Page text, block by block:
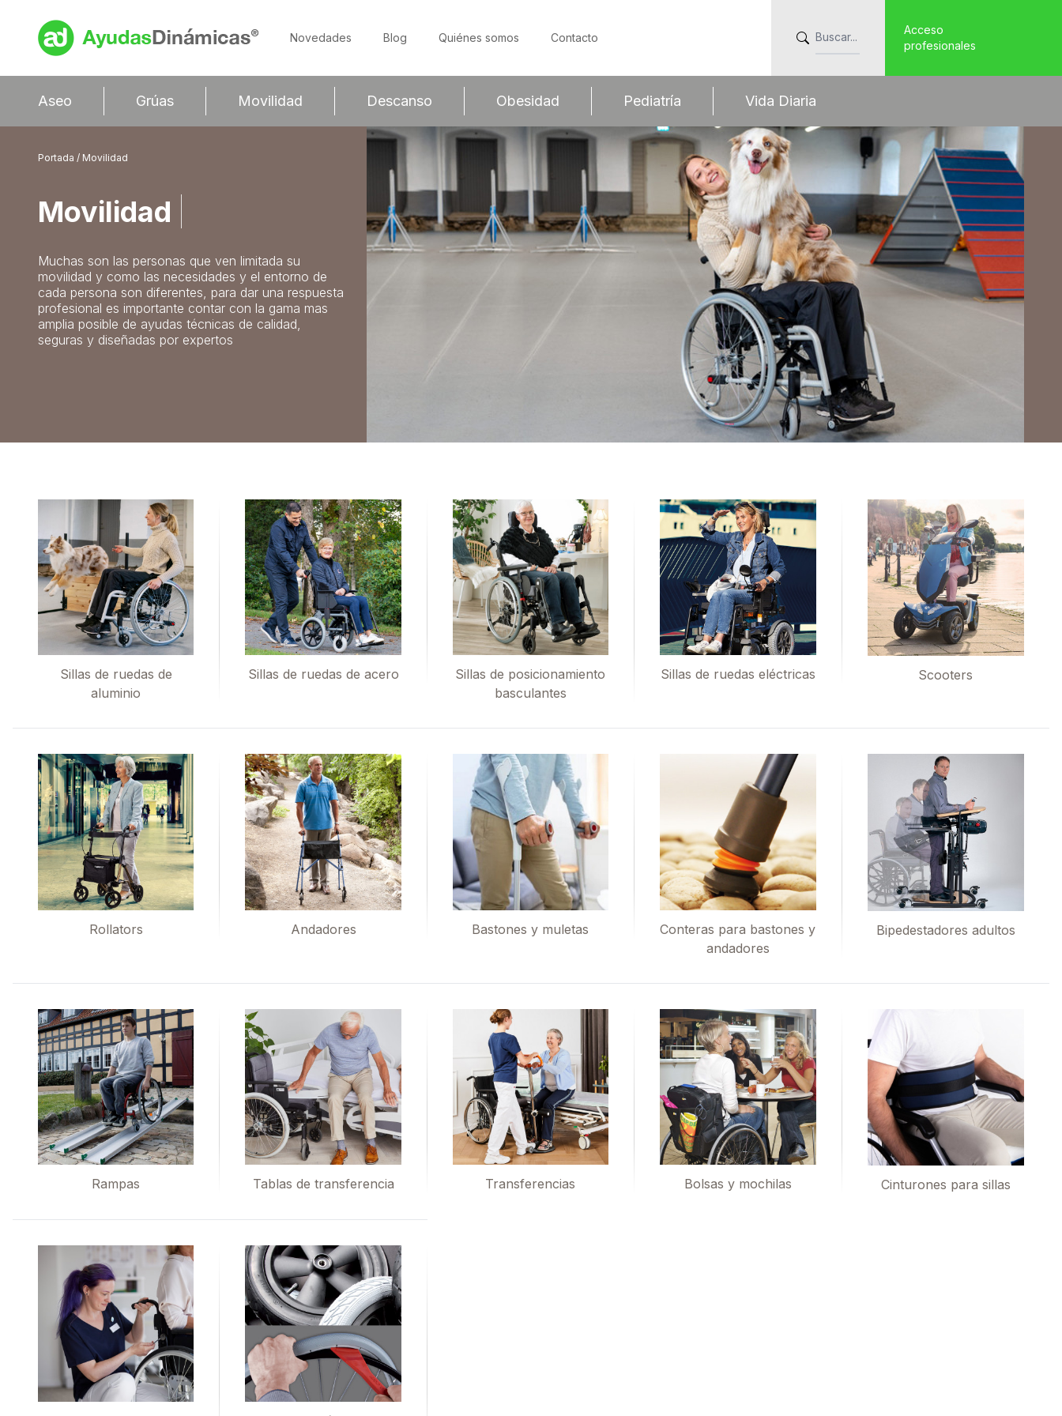
Novedades Blog Quiénes somos Contacto
Acceso
profesionales
Aseo Grúas Movilidad Descanso Obesidad Pediatría Vida Diaria
Portada / Movilidad
Movilidad
Muchas son las personas que ven limitada su
movilidad y como las necesidades y el entorno de
cada persona son diferentes, para dar una respuesta
profesional es importante contar con la gama mas
amplia posible de ayudas técnicas de calidad,
seguras y diseñadas por expertos
Sillas de ruedas de
aluminio
Sillas de ruedas de acero
Sillas de posicionamiento
basculantes
Sillas de ruedas eléctricas Scooters
Rollators Andadores Bastones y muletas
Conteras para bastones y
andadores
Bipedestadores adultos
Rampas Tablas de transferencia Transferencias Bolsas y mochilas Cinturones para sillas